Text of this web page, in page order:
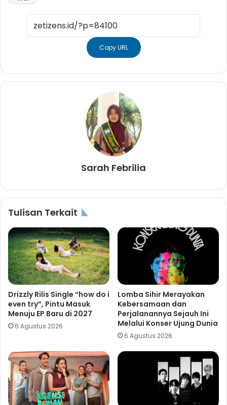
Copy URL
Sarah Febrilia
Tulisan Terkait
Drizzly Rilis Single “how do i
even try”, Pintu Masuk
Menuju EP Baru di 2027
6 Agustus 2026
Lomba Sihir Merayakan
Kebersamaan dan
Perjalanannya Sejauh Ini
Melalui Konser Ujung Dunia
6 Agustus 2026